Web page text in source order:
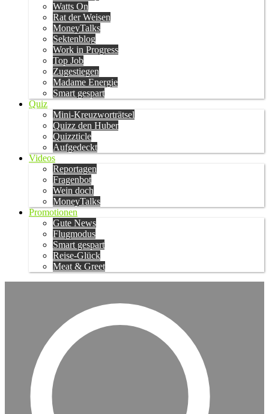
Watts On
Rat der Weisen
MoneyTalks
Sektenblog
Work in Progress
Top Job
Zugestiegen
Madame Energie
Smart gespart
Quiz
Mini-Kreuzworträtsel
Quizz den Huber
Quizzticle
Aufgedeckt
Videos
Reportagen
Fragenbot
Wein doch
MoneyTalks
Promotionen
Gute News
Flugmodus
Smart gespart
Reise-Glück
Meat & Greet